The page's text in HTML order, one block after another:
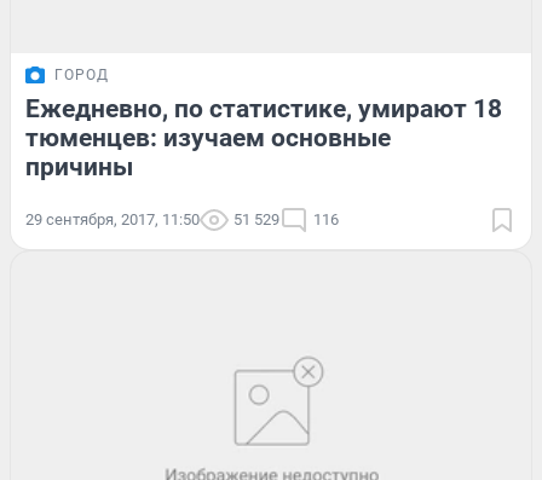
ГОРОД
Ежедневно, по статистике, умирают 18
тюменцев: изучаем основные
причины
29 сентября, 2017, 11:50 51 529 116